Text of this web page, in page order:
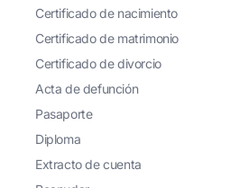
Certificado de nacimiento
Certificado de matrimonio
Certificado de divorcio
Acta de defunción
Pasaporte
Diploma
Extracto de cuenta